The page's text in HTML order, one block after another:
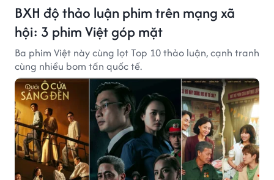
BXH độ thảo luận phim trên mạng xã
hội: 3 phim Việt góp mặt
Ba phim Việt này cùng lọt Top 10 thảo luận, cạnh tranh
cùng nhiều bom tấn quốc tế.